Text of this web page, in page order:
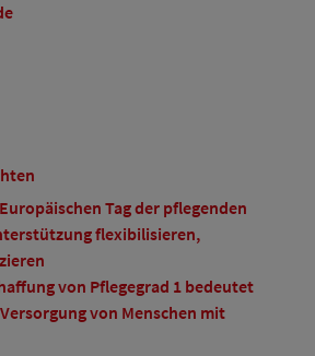
Tag der pflegenden
flexibilisieren,
von Pflegegrad 1 bedeutet
von Menschen mit